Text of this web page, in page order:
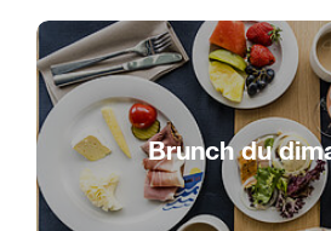
Brunch du
Buffet brunch sur le